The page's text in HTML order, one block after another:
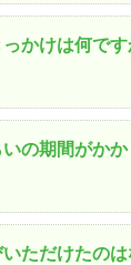
かけは何です
の期間がか
ただけたの